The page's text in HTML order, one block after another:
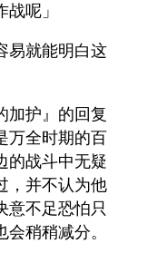
呢」
易就能明白这
加护』的回复
万全时期的百
的战斗中无疑
，并不认为他
意不足恐怕只
稍稍减分。